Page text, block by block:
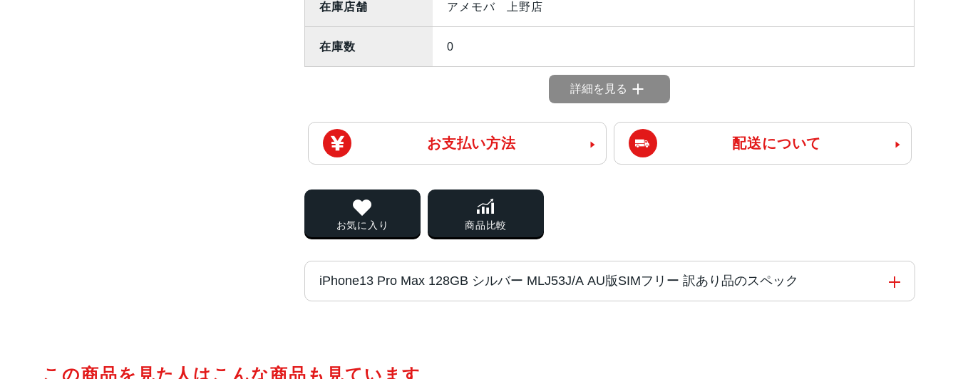
在庫店舗 アメモバ 上野店
在庫数 0
詳細を見る
お支払い方法 配送について
お気に入り 商品比較
iPhone13 Pro Max 128GB シルバー MLJ53J/A AU版SIMフリー 訳あり品のスペック
この商品を見た人はこんな商品も見ています